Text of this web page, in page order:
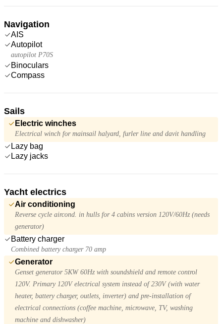
Navigation
AIS
Autopilot
autopilot P70S
Binoculars
Compass
Sails
Electric winches
Electrical winch for mainsail halyard, furler line and davit handling
Lazy bag
Lazy jacks
Yacht electrics
Air conditioning
Reverse cycle aircond. in hulls for 4 cabins version 120V/60Hz (needs
generator)
Battery charger
Combined battery charger 70 amp
Generator
Genset generator 5KW 60Hz with soundshield and remote control
120V. Primary 120V electrical system instead of 230V (with water
heater, battery charger, outlets, inverter) and pre-installation of
electrical connections (coffee machine, microwave, TV, washing
machine and dishwasher)